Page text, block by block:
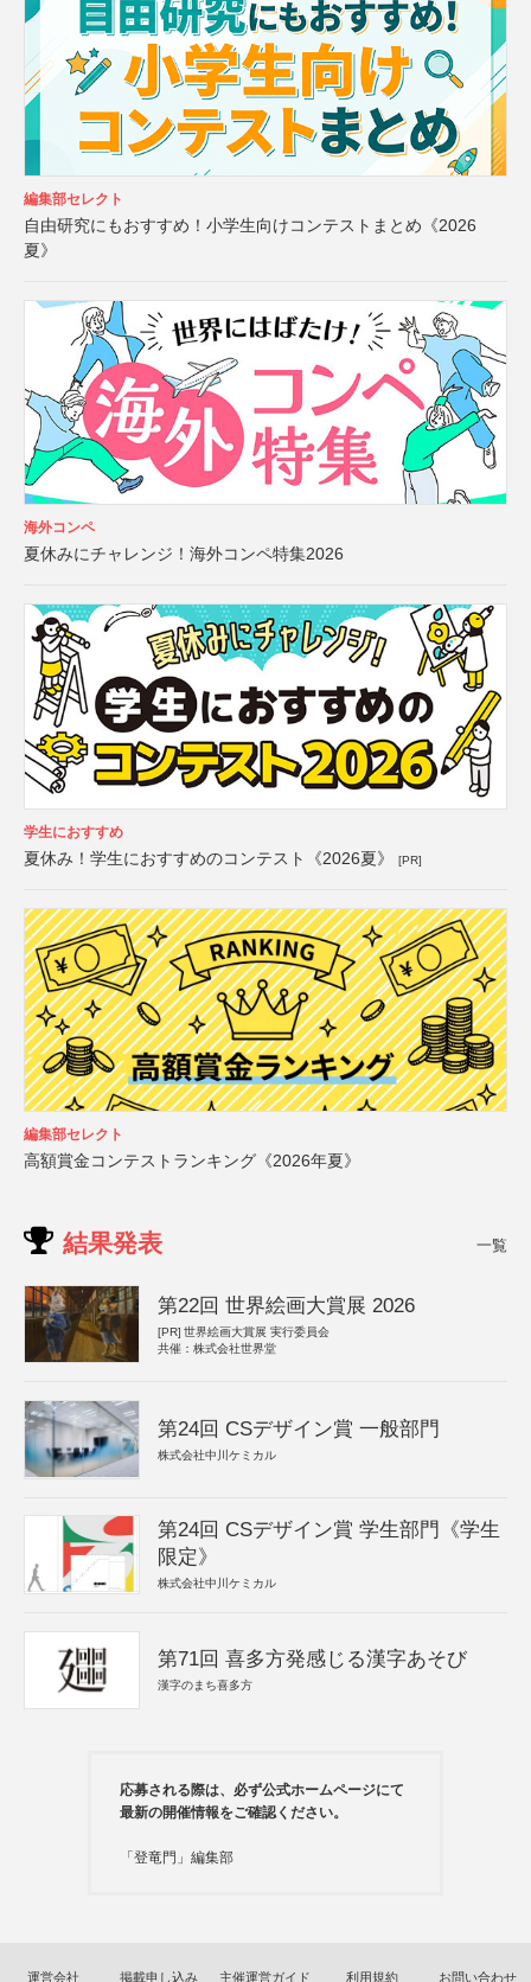
編集部セレクト
自由研究にもおすすめ！小学生向けコンテストまとめ《2026
夏》
海外コンペ
夏休みにチャレンジ！海外コンペ特集2026
学生におすすめ
夏休み！学生におすすめのコンテスト《2026夏》 [PR]
編集部セレクト
高額賞金コンテストランキング《2026年夏》
結果発表 一覧
第22回 世界絵画大賞展 2026
[PR] 世界絵画大賞展 実行委員会
共催：株式会社世界堂
第24回 CSデザイン賞 一般部門
株式会社中川ケミカル
第24回 CSデザイン賞 学生部門《学生
限定》
株式会社中川ケミカル
第71回 喜多方発感じる漢字あそび
漢字のまち喜多方
応募される際は、必ず公式ホームページにて
最新の開催情報をご確認ください。
「登竜門」編集部
運営会社 掲載申し込み 主催運営ガイド 利用規約 お問い合わせ